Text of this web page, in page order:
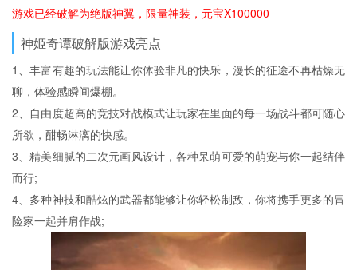
游戏已经破解为绝版神翼，限量神装，元宝X100000
神姬奇谭破解版游戏亮点
1、丰富有趣的玩法能让你体验非凡的快乐，漫长的征途不再枯燥无
聊，体验感瞬间爆棚。
2、自由度超高的竞技对战模式让玩家在里面的每一场战斗都可随心
所欲，酣畅淋漓的快感。
3、精美细腻的二次元画风设计，各种呆萌可爱的萌宠与你一起结伴
而行;
4、多种神技和酷炫的武器都能够让你轻松制敌，你将携手更多的冒
险家一起并肩作战;